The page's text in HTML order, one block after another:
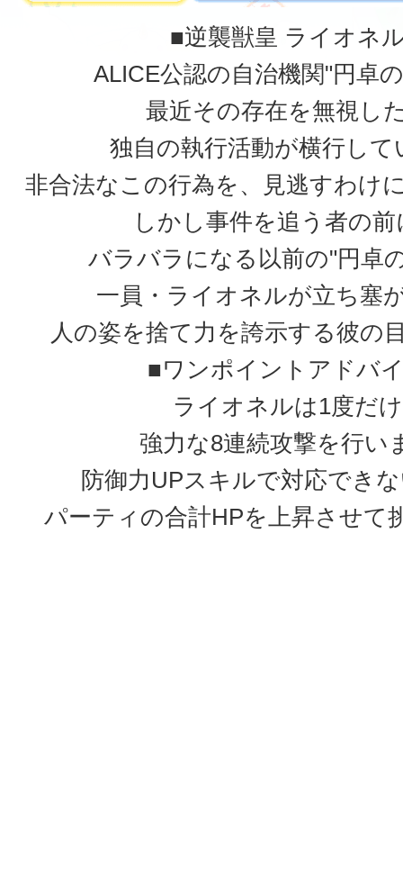
■逆襲獣皇 ライオネ
ALICE公認の自治機関"円卓
最近その存在を無視し
独自の執行活動が横行して
非合法なこの行為を、見逃すわけ
しかし事件を追う者の前
バラバラになる以前の"円卓
一員・ライオネルが立ち塞
人の姿を捨て力を誇示する彼の
■ワンポイントアドバ
ライオネルは1度だけ
強力な8連続攻撃を行い
防御力UPスキルで対応でき
パーティの合計HPを上昇させて